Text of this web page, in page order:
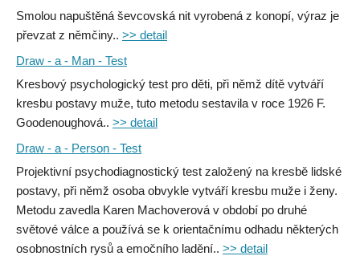
Smolou napuštěná ševcovská nit vyrobená z konopí, výraz je
převzat z němčiny.. >> detail
Draw - a - Man - Test
Kresbový psychologický test pro děti, při němž dítě vytváří
kresbu postavy muže, tuto metodu sestavila v roce 1926 F.
Goodenoughová.. >> detail
Draw - a - Person - Test
Projektivní psychodiagnostický test založený na kresbě lidské
postavy, při němž osoba obvykle vytváří kresbu muže i ženy.
Metodu zavedla Karen Machoverová v období po druhé
světové válce a používá se k orientačnímu odhadu některých
osobnostních rysů a emočního ladění.. >> detail